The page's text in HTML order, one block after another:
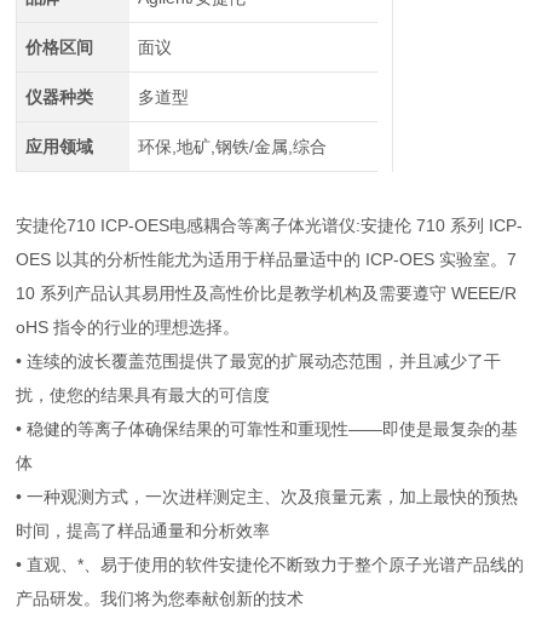
价格区间 面议
仪器种类 多道型
应用领域 环保,地矿,钢铁/金属,综合
安捷伦710 ICP-OES电感耦合等离子体光谱仪:安捷伦 710 系列 ICP-
OES 以其的分析性能尤为适用于样品量适中的 ICP-OES 实验室。7
10 系列产品认其易用性及高性价比是教学机构及需要遵守 WEEE/R
oHS 指令的行业的理想选择。
• 连续的波长覆盖范围提供了最宽的扩展动态范围，并且减少了干
扰，使您的结果具有最大的可信度
• 稳健的等离子体确保结果的可靠性和重现性——即使是最复杂的基
体
• 一种观测方式，一次进样测定主、次及痕量元素，加上最快的预热
时间，提高了样品通量和分析效率
• 直观、*、易于使用的软件安捷伦不断致力于整个原子光谱产品线的
产品研发。我们将为您奉献创新的技术